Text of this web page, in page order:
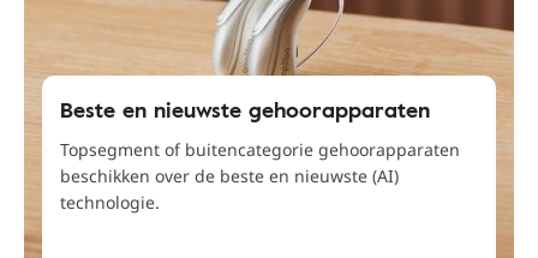
Beste en nieuwste gehoorapparaten
Topsegment of buitencategorie gehoorapparaten
beschikken over de beste en nieuwste (AI)
technologie.